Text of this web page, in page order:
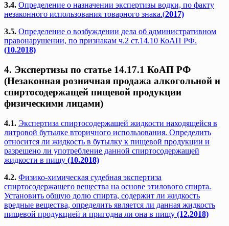
3.4. Определение о назначении экспертизы водки, по факту
незаконного использования товарного знака.(2017)
3.5. Определение о возбуждении дела об административном
правонарушении, по признакам ч.2 ст.14.10 КоАП РФ.
(10.2018)
4. Экспертизы по статье 14.17.1 КоАП РФ
(Незаконная розничная продажа алкогольной и
спиртосодержащей пищевой продукции
физическими лицами)
4.1. Экспертиза спиртосодержащей жидкости находящейся в
литровой бутылке вторичного использования. Определить
относится ли жидкость в бутылку к пищевой продукции и
разрешено ли употребление данной спиртосодержащей
жидкости в пищу (10.2018)
4.2. Физико-химическая судебная экспертиза
спиртосодержащего вещества на основе этилового спирта.
Установить общую долю спирта, содержит ли жидкость
вредные вещества, определить является ли данная жидкость
пищевой продукцией и пригодна ли она в пищу (12.2018)